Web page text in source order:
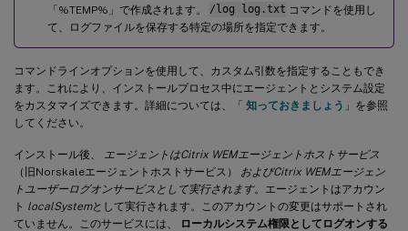
「%TEMP%」で作成されます。
/log log.txt コマンドを使用し
て、ログファイルを保存する特定の場所を指定できます。
コマンドラインオプションを使用して、カスタム引数を指定することもでき
ます。これにより、インストールプロセス中にエージェントとシステム設定
をカスタマイズできます。詳細については、「 知っておきましょう 」を参照
してください。
インストール後、
エージェントはCitrix WEMエージェントホストサービス
（旧Norskaleエージェントホストサービス）
およびCitrix WEMエージェン
トユーザーログオンサービスとして実行されます。エージェントはアカウン
ト localSystemとして実行されます。このアカウントの変更はサポートされ
ていません。このサービスには、
ローカルシステム権限としてログオンする